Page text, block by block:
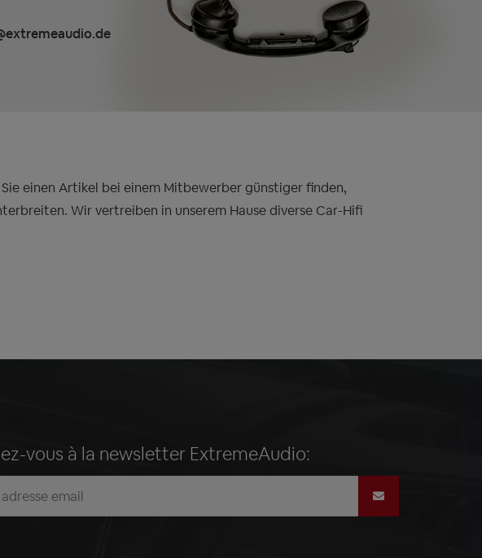
einen Artikel bei einem Mitbewerber günstiger finden,
Wir vertreiben in unserem Hause diverse Car-Hifi
vous à la newsletter ExtremeAudio: